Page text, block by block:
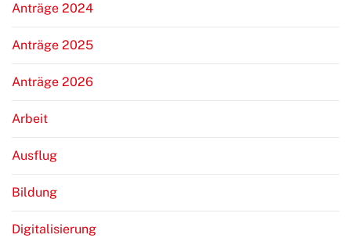
Anträge 2024
Anträge 2025
Anträge 2026
Arbeit
Ausflug
Bildung
Digitalisierung